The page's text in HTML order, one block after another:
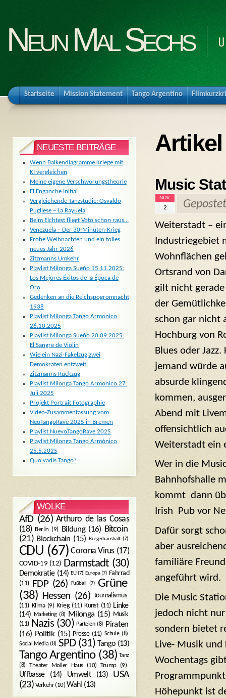
Neun Mal Sechs
Startseite Mission Statement Tango Argentino
Music
NOV.
2
Weiterstadt –
Industriegebiet
Wohnflächen
Ortsrand von
gilt nicht
der
schon gar nicht
Hochburg von
Blues oder Jazz.
jemand würde
absurde
kommen,
Abend mit
offensichtlich
Weiterstadt ein
Wer in die
Bahnhofshalle
kommt dann
Irish Pub vor
Dafür sorgt
aber
familiäre
angeführt wird.
Die Music
jedoch nicht
sondern bietet
Live- Musik und
Wochentags
Höhepunkt ist
NEUESTE BEITRÄGE
Wenn Balkendiagramme Kriege mit
KI vergleichen
Meine eigene Verschwörungstheorie
El Enganche Initial
Vergleichende Tanzstudie: Osvaldo
Pugliese – La Rayuela
Beim Elchtest fliegt Voto schon raus…
Venezuela – Der 30-Minuten-Krieg
Frohe Weihnachten und ein tolles
neues Jahr 2026
Zitzmanns Umkehr
Playlist Milonga Sueño 15.11.2025:
Los Mejores Éxitos de la Época de
Oro
Gedenken an die Reichspogromnacht
1938
Playlist Milonga Tango Armonico
26.10.2025
Playlist Milonga Sueño 20.09.2025:
El Sangre de Violin
Wie ein Nazi-Fakelzug zwei
Demokraten entzweit
Zitzmanns Rückzug
Playlist Milonga Tango Armonico 27.
Juli 2025
Projekt Portrait Fotographie
Video-Zusammenfassung vom
NeoTangoRave 2025 in Bremen
Playlist NuevoTangoRave 2025
Playlist Milonga Tango Armónico
25.5.2025
Quo vadis Tango?
WOLKE
AfD(26) Arthuro de las Cosas
(18) Berlin (9) Bildung(16) Bitcoin
(21) Blockchain (15) Bürgerhaushalt (7)
CDU (67) Corona Virus(17)
COVID-19 (12) Darmstadt (30)
Demokratie(14) EU(7) Europa(7) Fahrrad
(11)
FDP(26) Fußball (7)
Grüne
(38) Hessen (26) Journalismus
(11) Klima(9) Krieg(11) Kunst(11) Linke
(14) Marketing(8) Milonga(15) Musik
(11) Nazis(30) Parteien(8) Piraten
(16) Politik(15) Presse(11) Schule(8)
Social Media (8) SPD(31) Tango(13)
Tango Argentino(38) Tanz
(8)
Theater Moller Haus(10) Trump(9)
Uffbasse(14) Umwelt(13)
USA
(23) Verkehr(10) Wahl (13)